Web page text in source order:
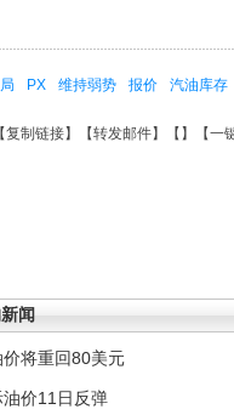
PX 维持弱势 报价 汽油库存
复制链接】【转发邮件】【 】 【一
闻
将重回80美元
价11日反弹